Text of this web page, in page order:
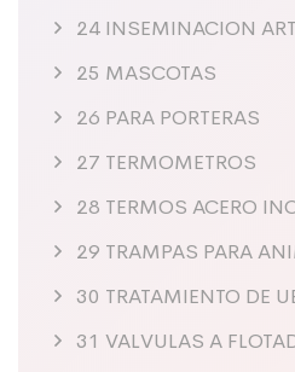
24 INSEMINACION
25 MASCOTAS
26 PARA PORTERAS
27 TERMOMETROS
28 TERMOS ACERO
29 TRAMPAS PARA
30 TRATAMIENTO DE
31 VALVULAS A